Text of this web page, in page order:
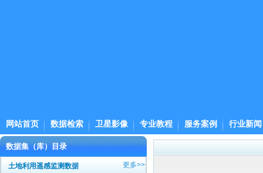
网站首页 数据检索 卫星影像 专业教程 服务案例 行业新闻
数据集（库）目录
土地利用遥感监测数据 更多>>